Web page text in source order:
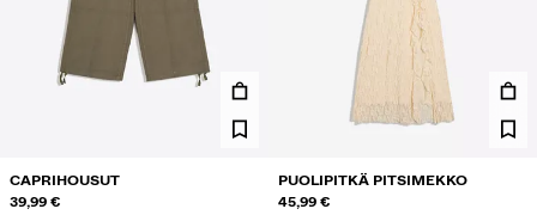
CAPRIHOUSUT
39,99 €
PUOLIPITKÄ PITSIMEKKO
45,99 €